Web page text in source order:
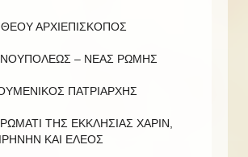
ΑΡΧΙΕΠΙΣΚΟΠΟΣ
– ΝΕΑΣ ΡΩΜΗΣ
ΠΑΤΡΙΑΡΧΗΣ
ΤΗΣ ΕΚΚΛΗΣΙΑΣ ΧΑΡΙΝ,
ΚΑΙ EΛΕΟΣ